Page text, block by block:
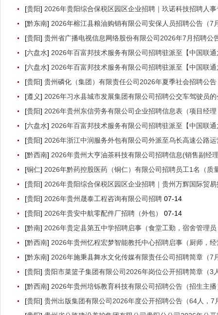
[贵阳] 2026年贵阳综合保税区园区企业招聘｜玖诺科技招聘人
[黔东南] 2026年榕江县粮油购销有限公司安保人员招聘公告（7
[贵阳] 贵州省广播电视信息网络股份有限公司2026年7月招聘
[六盘水] 2026年百富邦技术服务有限公司招聘驻派至【中国联
[六盘水] 2026年百富邦技术服务有限公司招聘驻派至【中国联
[贵阳] 贵州磷化（集团）有限责任公司2026年夏季社会招聘公
[遵义] 2026年习水县城市发展集团有限公司招聘公交车驾驶员
[贵阳] 2026年贵州东信劳务有限公司企业招聘信息表（项目经
[六盘水] 2026年百富邦技术服务有限公司招聘驻派至【中国联
[贵阳] 2026年浙江中润服务外包有限公司外派至乌长高速公路
[黔西南] 2026年贵州大亨油茶科技有限公司招聘信息(销售副经
[铜仁] 2026年黔药控股医药（铜仁）有限公司招聘员工1名（质
[贵阳] 2026年贵阳综合保税区园区企业招聘｜贵州万辉国际贸易
[贵阳] 2026年贵州晟泰工程咨询有限公司招聘 07-14
[贵阳] 2026年贵安中航零配件厂招聘（外包）
07-14
[黔南] 2026年贵定县第五中学招聘启事（食堂工勤，宿舍管理
[黔西南] 2026年贵州忆程宏梦智能教托中心招聘启事（厨师，
[黔东南] 2026年施秉县舞水文化传媒有限责任公司招聘简章（7
[贵阳] 贵阳市菜篮子集团有限公司2026年岗位公开招聘简章（3
[黔西南] 2026年贵州培铄教育科技有限公司招聘公告（招生主播
[贵阳] 贵州出版集团有限公司2026年度公开招聘公告（64人，7